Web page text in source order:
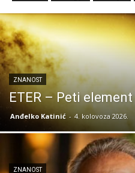
ZNANOST
ETER – Peti
Anđelko Katinić - 4. kolovoza 2026.
ZNANOST